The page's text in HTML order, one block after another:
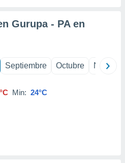
Gurupa - PA en
Septiembre Octubre
Min: 24°C